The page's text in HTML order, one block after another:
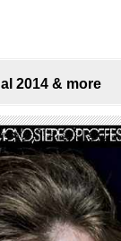
2014 & more